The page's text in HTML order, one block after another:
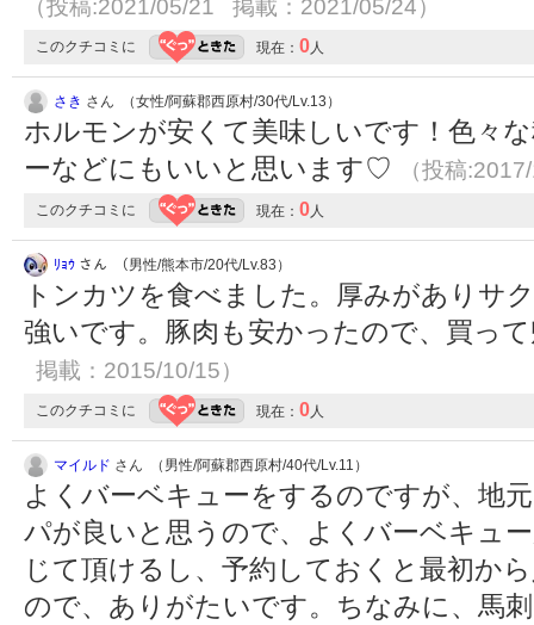
（投稿:2021/05/21 掲載：2021/05/24）
このクチコミに 現在： 0 人
さき さん （女性/阿蘇郡西原村/30代/Lv.13）
ホルモンが安くて美味しいです！色々
ーなどにもいいと思います♡
（投稿
このクチコミに 現在： 0 人
ﾘｮｳ さん （男性/熊本市/20代/Lv.83）
トンカツを食べました。厚みがありサ
強いです。豚肉も安かったので、買っ
掲載：2015/10/15）
このクチコミに 現在： 0 人
マイルド さん （男性/阿蘇郡西原村/40代/Lv.11）
よくバーベキューをするのですが、地
パが良いと思うので、よくバーベキュ
じて頂けるし、予約しておくと最初か
ので、ありがたいです。ちなみに、馬